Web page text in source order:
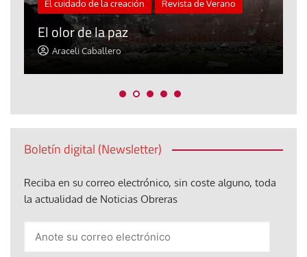
El cuidado de la creación Revista de Verano
El olor de la paz
Araceli Caballero
Boletín digital (Newsletter)
Reciba en su correo electrónico, sin coste alguno, toda
la actualidad de Noticias Obreras